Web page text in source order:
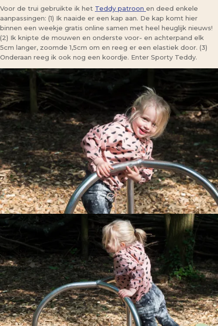
Voor de trui gebruikte ik het Teddy patroon en deed enkele
aanpassingen: (1) Ik naaide er een kap aan. De kap komt hier
binnen een weekje gratis online samen met heel heuglijk nieuws!
(2) Ik knipte de mouwen en onderste voor- en achterpand elk
5cm langer, zoomde 1,5cm om en reeg er een elastiek door. (3)
Onderaan reeg ik ook nog een koordje. Enter Sporty Teddy.